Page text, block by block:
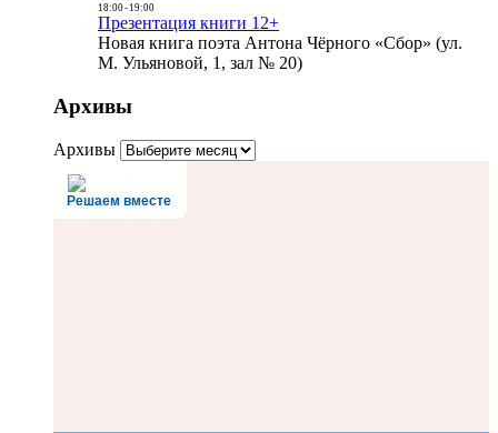
18:00- 19:00
Презентация книги 12+
Новая книга поэта Антона Чёрного «Сбор» (ул.
М. Ульяновой, 1, зал № 20)
Архивы
Архивы
Решаем вместе